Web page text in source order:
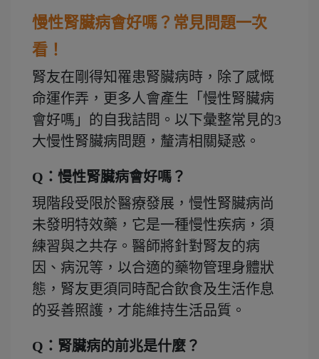
慢性腎臟病會好嗎？常見問題一次
看！
腎友在剛得知罹患腎臟病時，除了感慨
命運作弄，更多人會產生「慢性腎臟病
會好嗎」的自我詰問。以下彙整常見的3
大慢性腎臟病問題，釐清相關疑惑。
Q：慢性腎臟病會好嗎？
現階段受限於醫療發展，慢性腎臟病尚
未發明特效藥，它是一種慢性疾病，須
練習與之共存。醫師將針對腎友的病
因、病況等，以合適的藥物管理身體狀
態，腎友更須同時配合飲食及生活作息
的妥善照護，才能維持生活品質。
Q：腎臟病的前兆是什麼？